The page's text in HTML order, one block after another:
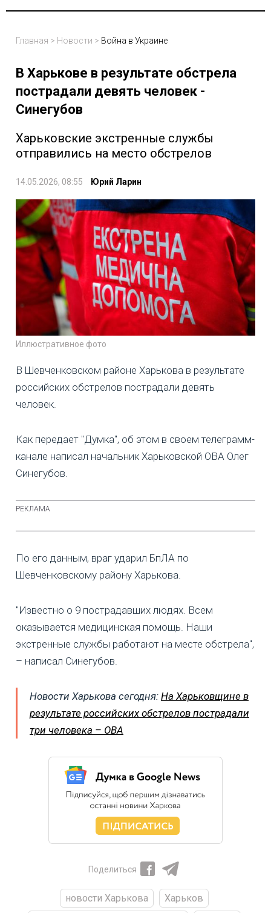
Главная > Новости > Война в Украине
В Харькове в результате обстрела
пострадали девять человек -
Синегубов
Харьковские экстренные службы
отправились на место обстрелов
14.05.2026, 08:55 Юрий Ларин
Иллюстративное фото
В Шевченковском районе Харькова в результате
российских обстрелов пострадали девять
человек.
Как передает "Думка", об этом в своем телеграмм-
канале написал начальник Харьковской ОВА Олег
Синегубов.
По его данным, враг ударил БпЛА по
Шевченковскому району Харькова.
"Известно о 9 пострадавших людях. Всем
оказывается медицинская помощь. Наши
экстренные службы работают на месте обстрела",
– написал Синегубов.
Новости Харькова сегодня: На Харьковщине в
результате российских обстрелов пострадали
три человека – ОВА
Поделиться
новости Харькова
Харьков